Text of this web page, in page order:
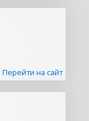
Перейти на сайт